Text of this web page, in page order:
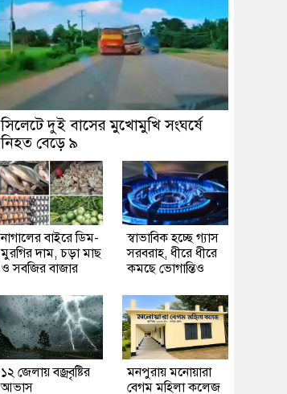
সিলেটে দুই বাসের মুখোমুখি সংঘর্ষে
নিহত বেড়ে ৯
নাগালের বাইরে ডিম-
মুরগির দাম, চড়া মাছ
ও সবজির বাজার
স্বাভাবিক হচ্ছে গ্যাস
সরবরাহ, ধীরে ধীরে
কমছে ভোগান্তিও
১২ জেলায় বজ্রবৃষ্টির
আভাস
মনপুরায় মনোয়ারা
বেগম মহিলা কলেজ